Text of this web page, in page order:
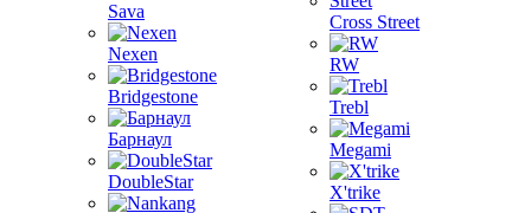
Sava
Nexen
Bridgestone
Барнаул
DoubleStar
Cross Street
RW
Trebl
Megami
X'trike